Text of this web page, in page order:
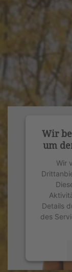
Wir
um
Wir
Details
des